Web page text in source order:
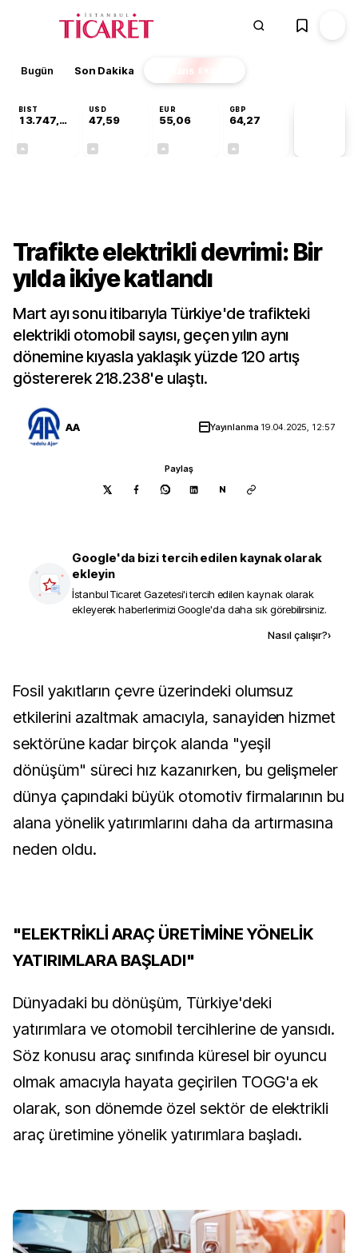
Bugün Son Dakika Finans EKSTRA
BIST
13.747,72
USD
47,59
EUR
55,06
GBP
64,27
Trafikte elektrikli devrimi: Bir
yılda ikiye katlandı
Mart ayı sonu itibarıyla Türkiye'de trafikteki
elektrikli otomobil sayısı, geçen yılın aynı
dönemine kıyasla yaklaşık yüzde 120 artış
göstererek 218.238'e ulaştı.
AA Yayınlanma 19.04.2025, 12:57
Paylaş
N
Google'da bizi tercih edilen kaynak olarak
ekleyin
İstanbul Ticaret Gazetesi'i tercih edilen kaynak olarak
ekleyerek haberlerimizi Google'da daha sık görebilirsiniz.
Nasıl çalışır?›
Fosil yakıtların çevre üzerindeki olumsuz
etkilerini azaltmak amacıyla, sanayiden hizmet
sektörüne kadar birçok alanda "yeşil
dönüşüm" süreci hız kazanırken, bu gelişmeler
dünya çapındaki büyük otomotiv firmalarının bu
alana yönelik yatırımlarını daha da artırmasına
neden oldu.
"ELEKTRİKLİ ARAÇ ÜRETİMİNE YÖNELİK
YATIRIMLARA BAŞLADI"
Dünyadaki bu dönüşüm, Türkiye'deki
yatırımlara ve otomobil tercihlerine de yansıdı.
Söz konusu araç sınıfında küresel bir oyuncu
olmak amacıyla hayata geçirilen TOGG'a ek
olarak, son dönemde özel sektör de elektrikli
araç üretimine yönelik yatırımlara başladı.